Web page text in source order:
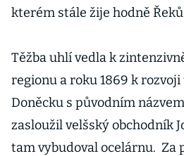
kterém stále žije hodně
Těžba uhlí vedla k
regionu a roku 1869 k
Doněcku s původním názvem
zasloužil velšský obchodník
tam vybudoval ocelárnu. Za